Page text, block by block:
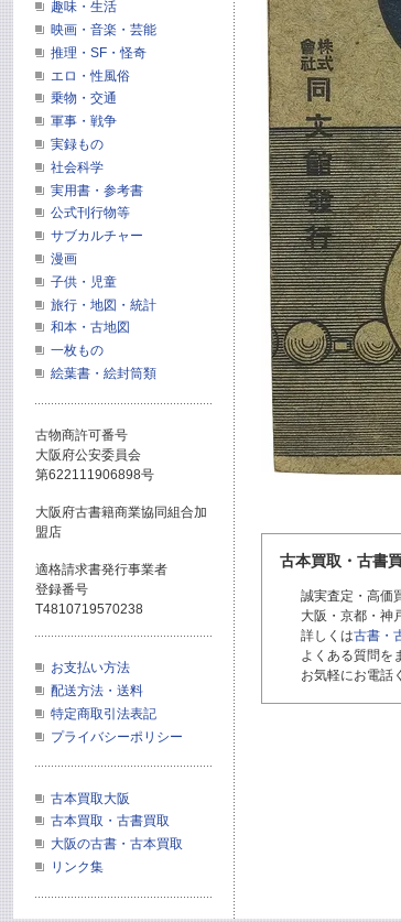
古本買取・古書
誠実査定・高価
大阪・京都・神
詳しくは古書・
よくある質問を
お気軽にお電話
趣味・生活
映画・音楽・芸能
推理・SF・怪奇
エロ・性風俗
乗物・交通
軍事・戦争
実録もの
社会科学
実用書・参考書
公式刊行物等
サブカルチャー
漫画
子供・児童
旅行・地図・統計
和本・古地図
一枚もの
絵葉書・絵封筒類
古物商許可番号
大阪府公安委員会
第622111906898号
大阪府古書籍商業協同組合加
盟店
適格請求書発行事業者
登録番号
T4810719570238
お支払い方法
配送方法・送料
特定商取引法表記
プライバシーポリシー
古本買取大阪
古本買取・古書買取
大阪の古書・古本買取
リンク集